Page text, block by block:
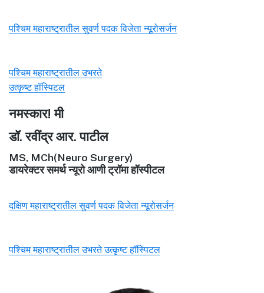
पश्चिम महाराष्ट्रातील सुवर्ण पदक विजेता न्यूरोसर्जन
पश्चिम महाराष्ट्रातील उभरते
उत्कृष्ट हॉस्पिटल
नमस्कार! मी
डॉ. रवींद्र आर. पाटील
MS, MCh(Neuro Surgery)
डायरेक्टर समर्थ न्यूरो आणी ट्रॉमा हॉस्पीटल
दक्षिण महाराष्ट्रातील सुवर्ण पदक विजेता न्यूरोसर्जन
पश्चिम महाराष्ट्रातील उभरते उत्कृष्ट हॉस्पिटल